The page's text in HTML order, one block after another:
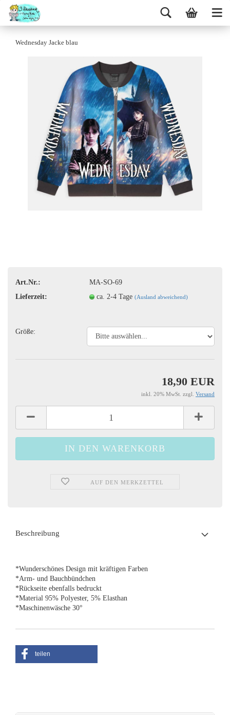
Wednesday Jacke blau
Art.Nr.:
MA-SO-69
Lieferzeit:
ca. 2-4 Tage(Ausland abweichend)
Größe:
18,90 EUR
inkl. 20% MwSt. zzgl. Versand
AUF DEN MERKZETTEL
Beschreibung
*Wunderschönes Design mit kräftigen Farben
*Arm- und Bauchbündchen
*Rückseite ebenfalls bedruckt
*Material 95% Polyester, 5% Elasthan
*Maschinenwäsche 30°
teilen